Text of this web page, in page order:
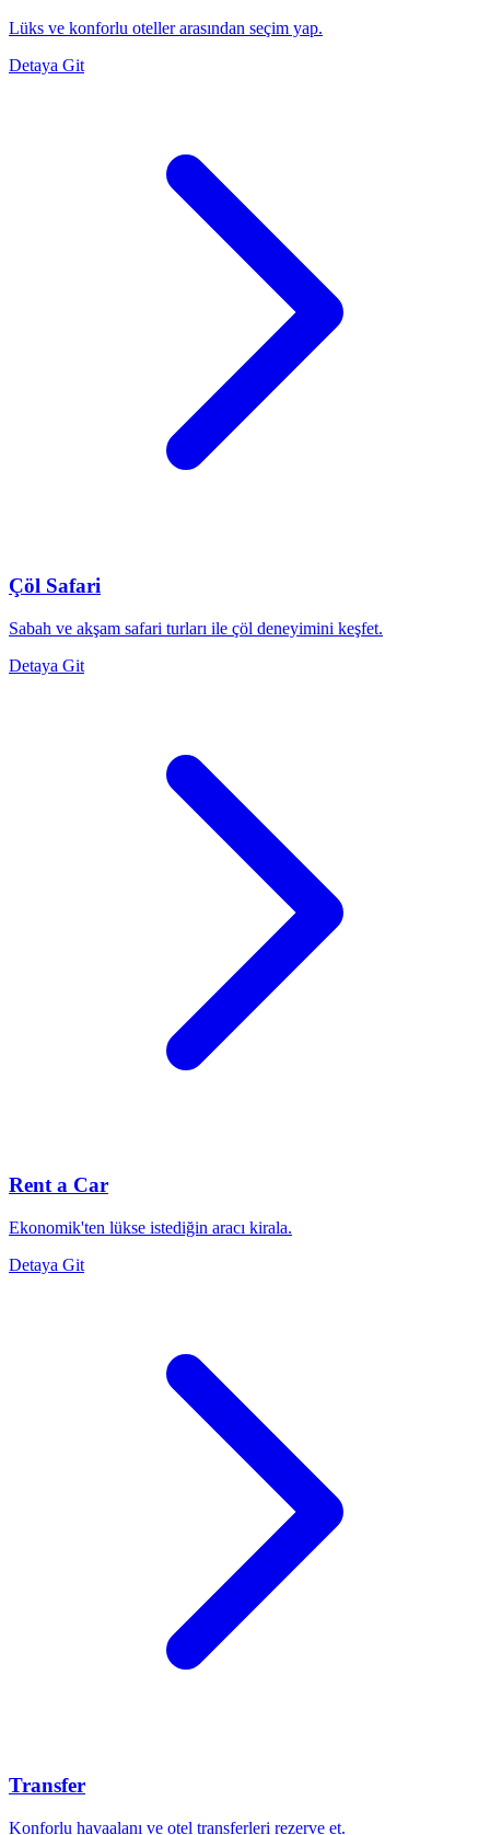
Lüks ve konforlu oteller arasından seçim yap.
Detaya Git
Çöl Safari
Sabah ve akşam safari turları ile çöl deneyimini keşfet.
Detaya Git
Rent a Car
Ekonomik'ten lükse istediğin aracı kirala.
Detaya Git
Transfer
Konforlu havaalanı ve otel transferleri rezerve et.